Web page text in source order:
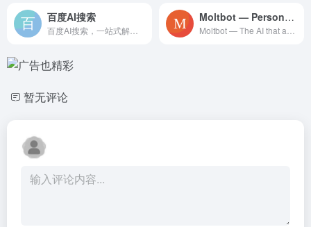
百度AI搜索 Moltbot — Personal AI Assistant
暂无评论